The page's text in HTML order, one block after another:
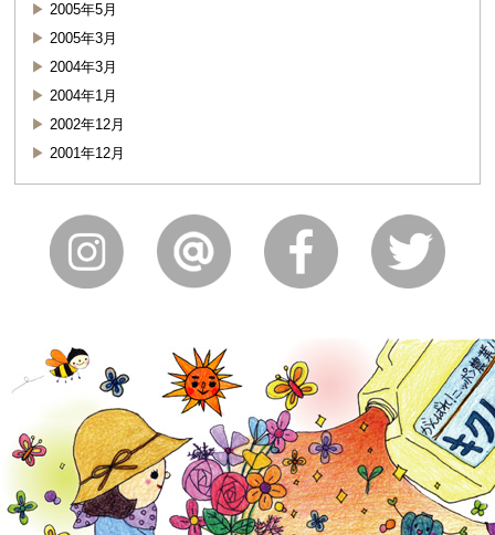
2005年5月
2005年3月
2004年3月
2004年1月
2002年12月
2001年12月